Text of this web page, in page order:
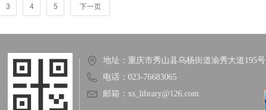
3 4 5 下一页
地址： 重庆市秀山县乌杨街道渝秀大道195号
电话： 023-76683065
邮箱： xs_library@126.com